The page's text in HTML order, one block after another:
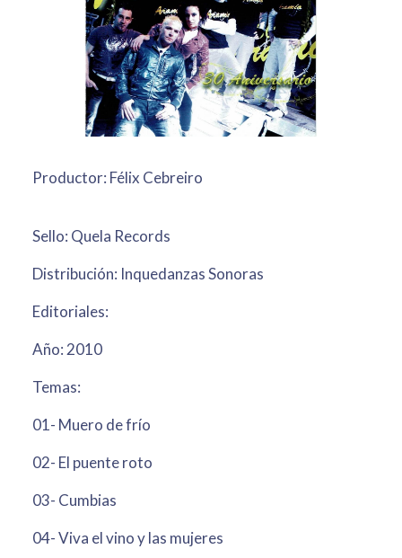
Productor: Félix Cebreiro
Sello: Quela Records
Distribución: Inquedanzas Sonoras
Editoriales:
Año: 2010
Temas:
01- Muero de frío
02- El puente roto
03- Cumbias
04- Viva el vino y las mujeres